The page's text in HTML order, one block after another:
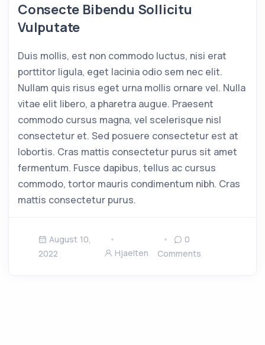
Consecte Bibendu Sollicitu
Vulputate
Duis mollis, est non commodo luctus, nisi erat
porttitor ligula, eget lacinia odio sem nec elit.
Nullam quis risus eget urna mollis ornare vel. Nulla
vitae elit libero, a pharetra augue. Praesent
commodo cursus magna, vel scelerisque nisl
consectetur et. Sed posuere consectetur est at
lobortis. Cras mattis consectetur purus sit amet
fermentum. Fusce dapibus, tellus ac cursus
commodo, tortor mauris condimentum nibh. Cras
mattis consectetur purus.
August 10,
2022
Hjaelten
0
Comments